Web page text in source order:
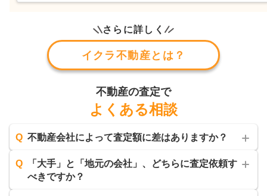
さらに詳しく
イクラ不動産とは？
不動産の査定で
よくある相談
Q 不動産会社によって査定額に差はありますか？
Q
「大手」と「地元の会社」、どちらに査定依頼す
べきですか？